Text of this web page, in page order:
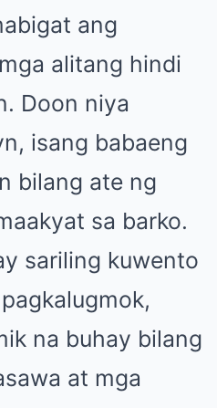
ang
alitang hindi
Doon niya
isang babaeng
bilang ate ng
sa barko.
sariling kuwento
na buhay bilang
at mga